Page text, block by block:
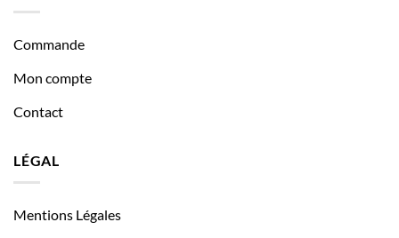
Commande
Mon compte
Contact
LÉGAL
Mentions Légales